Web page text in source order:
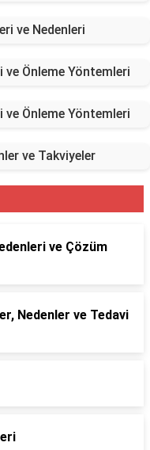
ve Nedenleri
Önleme Yöntemleri
Önleme Yöntemleri
ve Takviyeler
ve Çözüm
Nedenler ve Tedavi